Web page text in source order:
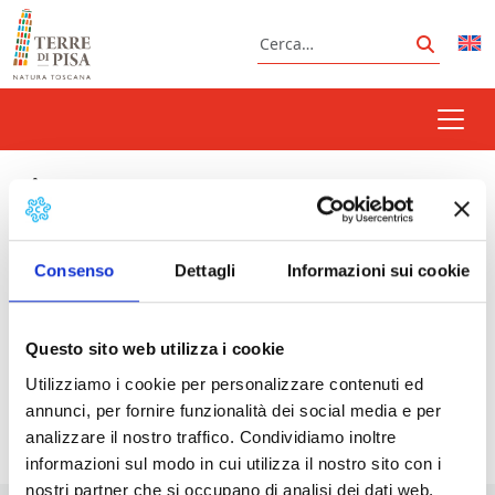
Consenso Dettagli Informazioni sui cookie
Questo sito web utilizza i cookie
Utilizziamo i cookie per personalizzare contenuti ed
annunci, per fornire funzionalità dei social media e per
analizzare il nostro traffico. Condividiamo inoltre
informazioni sul modo in cui utilizza il nostro sito con i
nostri partner che si occupano di analisi dei dati web,
Vai al contenuto
Cerca
Cerca
sinagoga
Visite a Cimitero Ebraico e Sinagoga Ebraica di
Pisa - 09/08/2026 - 30/08/2026 - 15:00 - 17:00